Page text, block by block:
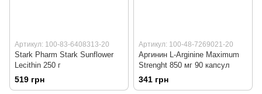
Артикул: 100-83-6408313-20
Stark Pharm Stark Sunflower
Lecithin 250 г
519 грн
Артикул: 100-48-7269021-20
Аргинин L-Arginine Maximum
Strenght 850 мг 90 капсул
341 грн